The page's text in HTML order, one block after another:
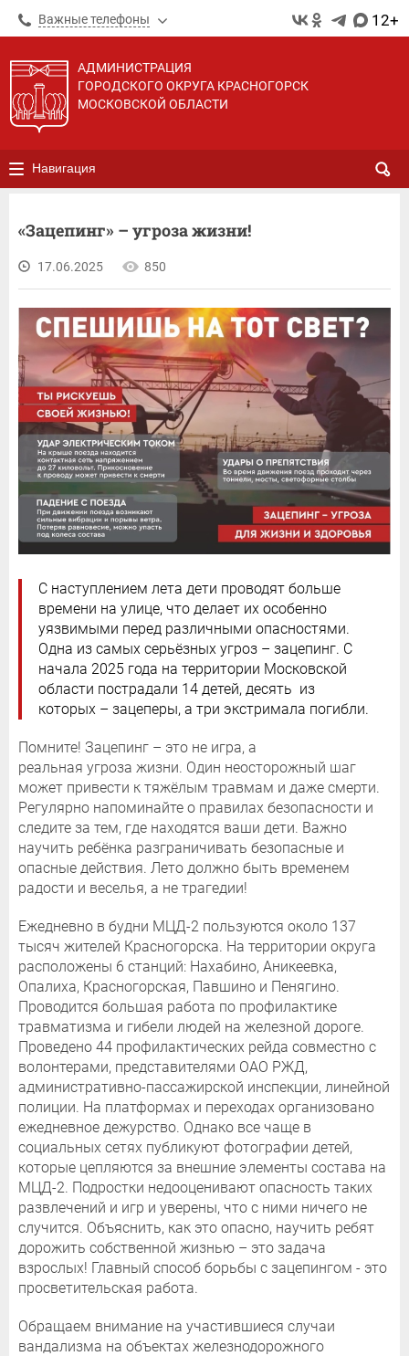
Важные телефоны 12+
АДМИНИСТРАЦИЯ
ГОРОДСКОГО ОКРУГА КРАСНОГОРСК
МОСКОВСКОЙ ОБЛАСТИ
Навигация
«Зацепинг» – угроза жизни!
17.06.2025 850
С наступлением лета дети проводят больше
времени на улице, что делает их особенно
уязвимыми перед различными опасностями.
Одна из самых серьёзных угроз – зацепинг. С
начала 2025 года на территории Московской
области пострадали 14 детей, десять из
которых – зацеперы, а три экстримала погибли.
Помните! Зацепинг – это не игра, а
реальная угроза жизни. Один неосторожный шаг
может привести к тяжёлым травмам и даже смерти.
Регулярно напоминайте о правилах безопасности и
следите за тем, где находятся ваши дети. Важно
научить ребёнка разграничивать безопасные и
опасные действия. Лето должно быть временем
радости и веселья, а не трагедии!
Ежедневно в будни МЦД-2 пользуются около 137
тысяч жителей Красногорска. На территории округа
расположены 6 станций: Нахабино, Аникеевка,
Опалиха, Красногорская, Павшино и Пенягино.
Проводится большая работа по профилактике
травматизма и гибели людей на железной дороге.
Проведено 44 профилактических рейда совместно с
волонтерами, представителями ОАО РЖД,
административно-пассажирской инспекции, линейной
полиции. На платформах и переходах организовано
ежедневное дежурство. Однако все чаще в
социальных сетях публикуют фотографии детей,
которые цепляются за внешние элементы состава на
МЦД-2. Подростки недооценивают опасность таких
развлечений и игр и уверены, что с ними ничего не
случится. Объяснить, как это опасно, научить ребят
дорожить собственной жизнью – это задача
взрослых! Главный способ борьбы с зацепингом - это
просветительская работа.
Обращаем внимание на участившиеся случаи
вандализма на объектах железнодорожного